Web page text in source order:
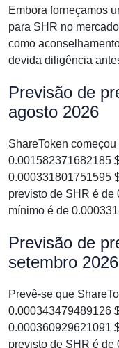
Embora forneçamos
para SHR no
como
devida diligência
Previsão de
agosto 2026
ShareToken
0.001582371682185
0.000331801751595
previsto de SHR é de
mínimo é de
Previsão de
setembro 2026
Prevê-se que
0.000343479489126
0.000360929621091
previsto de SHR é de